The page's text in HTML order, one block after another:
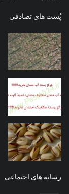
پُست های تصادفی
رسانه های اجتماعی